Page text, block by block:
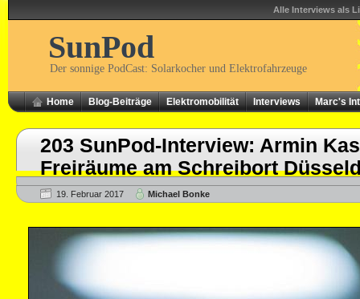
Alle Interviews als
SunPod
Der sonnige PodCast: Solarkocher und Elektrofahrzeuge
Home Blog-Beiträge Elektromobilität Interviews Marc's
203 SunPod-Interview: Armin
Freiräume am Schreibort
19. Februar 2017 Michael Bonke